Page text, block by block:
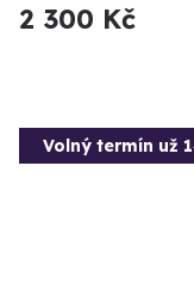
2 300 Kč
Volný termín už